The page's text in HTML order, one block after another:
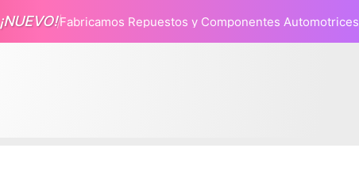
¡NUEVO!Fabricamos Repuestos y Componentes Automotrices